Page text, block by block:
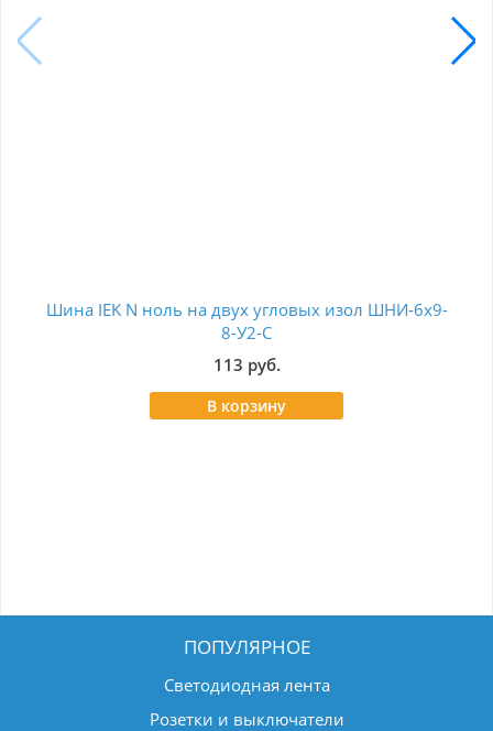
Шина IEK N ноль на двух угловых изол ШНИ-6х9-
8-У2-С
113 руб.
В корзину
ПОПУЛЯРНОЕ
Светодиодная лента
Розетки и выключатели